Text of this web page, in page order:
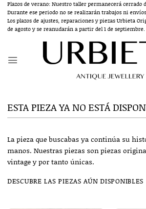
Saltar
contenido
Plazos de verano: Nuestro taller permanecerá cerrado
Durante ese periodo no se realizarán trabajos ni
Los plazos de ajustes, reparaciones y piezas Urbieta
de agosto y se reanudarán a partir del 1 de septiembre.
ESTA PIEZA YA NO ESTÁ
La pieza que buscabas ya continúa su
manos. Nuestras piezas son piezas
vintage y por tanto únicas.
DESCUBRE LAS PIEZAS AÚN DISPONIBLES